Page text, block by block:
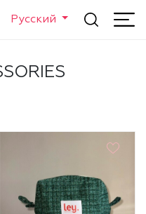
Русский